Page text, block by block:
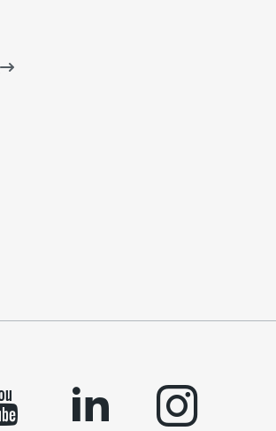
linkedin instagram